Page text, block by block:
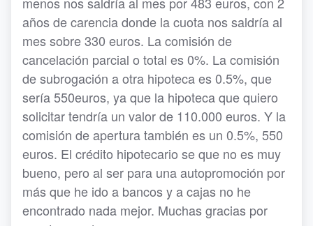
años de carencia donde la cuota nos saldría al
mes sobre 330 euros. La comisión de
cancelación parcial o total es 0%. La comisión
de subrogación a otra hipoteca es 0.5%, que
sería 550euros, ya que la hipoteca que quiero
solicitar tendría un valor de 110.000 euros. Y la
comisión de apertura también es un 0.5%, 550
euros. El crédito hipotecario se que no es muy
bueno, pero al ser para una autopromoción por
más que he ido a bancos y a cajas no he
encontrado nada mejor. Muchas gracias por